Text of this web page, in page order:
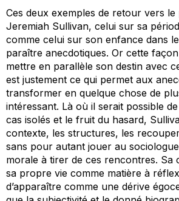
Ces deux exemples de retour vers
Jeremiah Sullivan, celui sur sa
comme celui sur son enfance dans
paraître anecdotiques. Or cette façon
mettre en parallèle son destin avec
est justement ce qui permet aux
transformer en quelque chose de
intéressant. Là où il serait possible
cas isolés et le fruit du hasard,
contexte, les structures, les
sans pour autant jouer au
morale à tirer de ces rencontres. Sa
sa propre vie comme matière à
d’apparaître comme une dérive